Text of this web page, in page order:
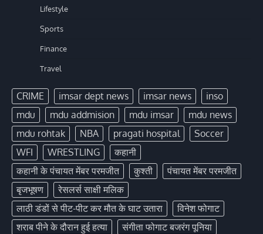
Lifestyle
Sports
Finance
Travel
CRIME imsar dept news imsar news
inso
mdu
mdu addmision mdu imsar
mdu news
mdu rohtak
NBA pragati hospital
Soccer
WFI
WRESTLING
कहानी
कहानी के पंचायत मेंबर परमजीत
कुश्ती
पंचायत मेंबर परमजीत
बृजभूषण
रेसलर्स साक्षी मलिक
लाठी डंडों से पीट-पीट कर मौत के घाट उतारा
विनेश फोगाट
शराब पीने के दौरान हुई हत्या
संगीता फोगाट बजरंग पूनिया